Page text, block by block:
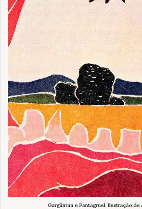
Gargântua e Pantagruel. Ilustração de